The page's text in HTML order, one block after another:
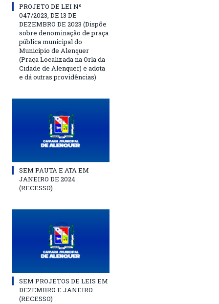
PROJETO DE LEI Nº
047/2023, DE 13 DE
DEZEMBRO DE 2023 (Dispõe
sobre denominação de praça
pública municipal do
Município de Alenquer
(Praça Localizada na Orla da
Cidade de Alenquer) e adota
e dá outras providências)
SEM PAUTA E ATA EM
JANEIRO DE 2024
(RECESSO)
SEM PROJETOS DE LEIS EM
DEZEMBRO E JANEIRO
(RECESSO)